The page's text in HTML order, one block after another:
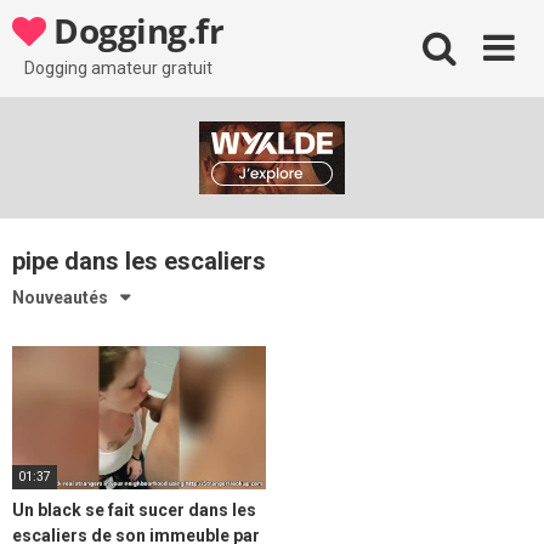
to
content
Dogging.fr
Dogging amateur gratuit
pipe dans les escaliers
Nouveautés
01:37
Un black se fait sucer dans les
escaliers de son immeuble par